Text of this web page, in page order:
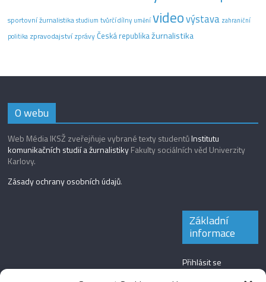
sportovní žurnalistika studium tvůrčí dílny uměnívideovýstava zahraniční
politika zpravodajstvízprávyČeská republikažurnalistika
O webu
Web Média IKSŽ zveřejňuje vybrané texty studentůInstitutu
komunikačních studií a žurnalistikyFakulty sociálních věd Univerzity
Karlovy.
Zásady ochrany osobních údajů.
Základní
informace
Přihlásit se